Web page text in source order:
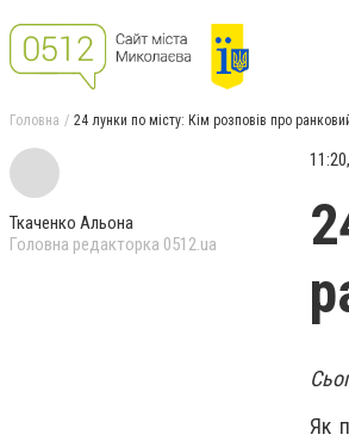
Головна 24 лунки по місту: Кім розповів про
Ткаченко Альона
Головна редакторка 0512.ua
Як